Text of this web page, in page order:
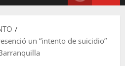
un “intento de suicidio”